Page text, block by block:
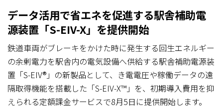
データ活用で省エネを促進する駅舎補助電
源装置「S-EIV-X」を提供開始
鉄道車両がブレーキをかけた時に発生する回生エネルギー
の余剰電力を駅舎内の電気設備へ供給する駅舎補助電源装
置「S-EIV®」の新製品として、き電電圧や稼働データの遠
隔取得機能を搭載した「S-EIV-X™」を、初期導入費用を抑
えられる定額課金サービスで8月5日に提供開始します。